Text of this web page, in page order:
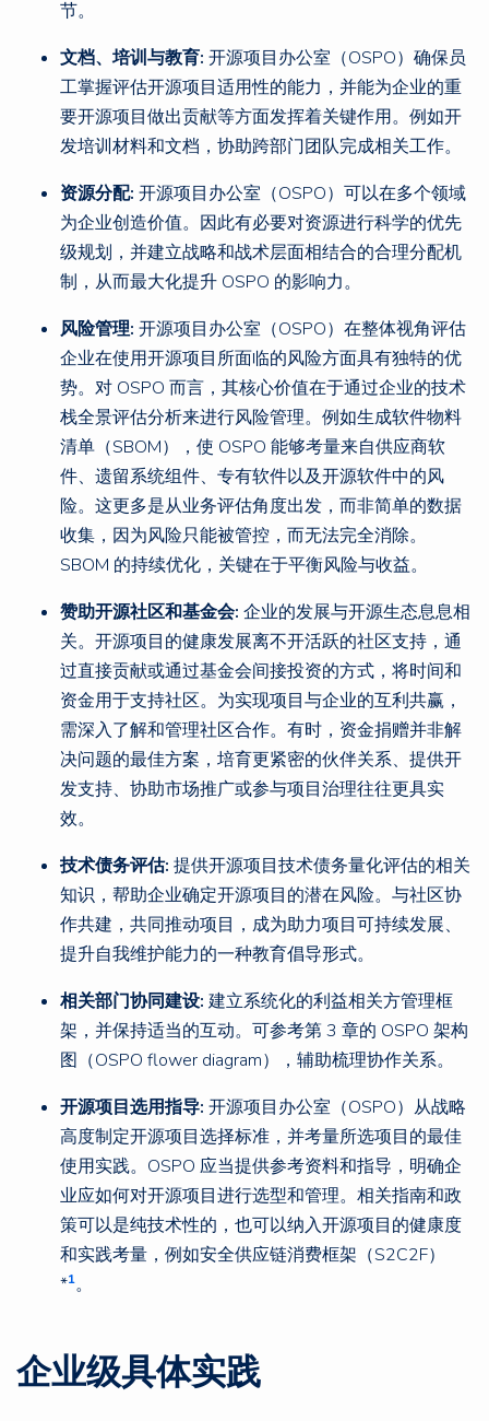
节。
文档、培训与教育: 开源项目办公室（OSPO）确保员
工掌握评估开源项目适用性的能力，并能为企业的重
要开源项目做出贡献等方面发挥着关键作用。例如开
发培训材料和文档，协助跨部门团队完成相关工作。
资源分配: 开源项目办公室（OSPO）可以在多个领域
为企业创造价值。因此有必要对资源进行科学的优先
级规划，并建立战略和战术层面相结合的合理分配机
制，从而最大化提升 OSPO 的影响力。
风险管理: 开源项目办公室（OSPO）在整体视角评估
企业在使用开源项目所面临的风险方面具有独特的优
势。对 OSPO 而言，其核心价值在于通过企业的技术
栈全景评估分析来进行风险管理。例如生成软件物料
清单（SBOM），使 OSPO 能够考量来自供应商软
件、遗留系统组件、专有软件以及开源软件中的风
险。这更多是从业务评估角度出发，而非简单的数据
收集，因为风险只能被管控，而无法完全消除。
SBOM 的持续优化，关键在于平衡风险与收益。
赞助开源社区和基金会: 企业的发展与开源生态息息相
关。开源项目的健康发展离不开活跃的社区支持，通
过直接贡献或通过基金会间接投资的方式，将时间和
资金用于支持社区。为实现项目与企业的互利共赢，
需深入了解和管理社区合作。有时，资金捐赠并非解
决问题的最佳方案，培育更紧密的伙伴关系、提供开
发支持、协助市场推广或参与项目治理往往更具实
效。
技术债务评估: 提供开源项目技术债务量化评估的相关
知识，帮助企业确定开源项目的潜在风险。与社区协
作共建，共同推动项目，成为助力项目可持续发展、
提升自我维护能力的一种教育倡导形式。
相关部门协同建设: 建立系统化的利益相关方管理框
架，并保持适当的互动。可参考第 3 章的 OSPO 架构
图（OSPO flower diagram），辅助梳理协作关系。
开源项目选用指导: 开源项目办公室（OSPO）从战略
高度制定开源项目选择标准，并考量所选项目的最佳
使用实践。OSPO 应当提供参考资料和指导，明确企
业应如何对开源项目进行选型和管理。相关指南和政
策可以是纯技术性的，也可以纳入开源项目的健康度
和实践考量，例如安全供应链消费框架（S2C2F）
*1。
企业级具体实践